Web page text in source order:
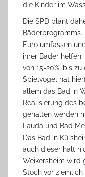
die Kinder im
Die SPD plant
Euro umfassen
ihrer Bäder
von 15-20%, bis
Spielvogel hat
allem das Bad in
Realisierung des
gehalten werden
Lauda und Bad
Das Bad in
auch dieser hält
Weikersheim wird
Stoch vor